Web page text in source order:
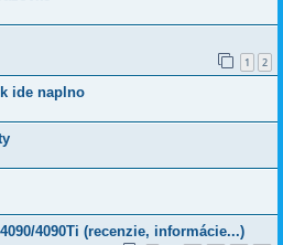
1 2
ide naplno
4090Ti (recenzie, informácie...)